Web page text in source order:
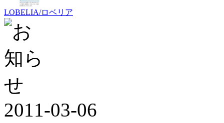
LOBELIA/ロベリア
2011-03-06